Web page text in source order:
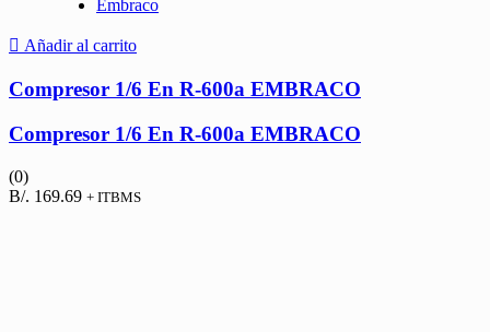
Embraco
Añadir al carrito
Compresor 1/6 En R-600a EMBRACO
Compresor 1/6 En R-600a EMBRACO
(0)
B/. 169.69 + ITBMS